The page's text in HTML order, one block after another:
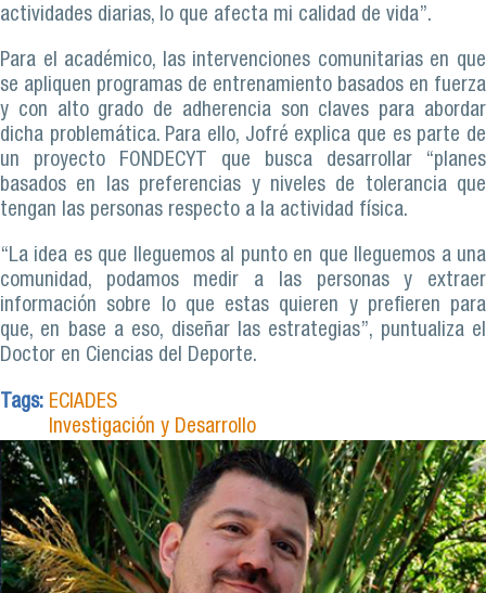
actividades diarias, lo que afecta mi calidad de vida”.
Para el académico, las intervenciones comunitarias en que
se apliquen programas de entrenamiento basados en fuerza
y con alto grado de adherencia son claves para abordar
dicha problemática. Para ello, Jofré explica que es parte de
un proyecto FONDECYT que busca desarrollar “planes
basados en las preferencias y niveles de tolerancia que
tengan las personas respecto a la actividad física.
“La idea es que lleguemos al punto en que lleguemos a una
comunidad, podamos medir a las personas y extraer
información sobre lo que estas quieren y prefieren para
que, en base a eso, diseñar las estrategias”, puntualiza el
Doctor en Ciencias del Deporte.
Tags: ECIADES
Investigación y Desarrollo